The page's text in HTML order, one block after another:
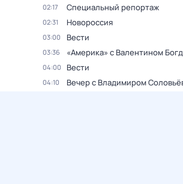
02:17 Специальный репортаж
02:31 Новороссия
03:00 Вести
03:36 «Америка» с Валентином
04:00 Вести
04:10 Вечер с Владимиром